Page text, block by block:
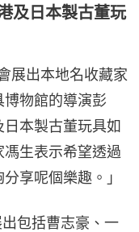
及日本製古董玩
展出本地名收藏家
物館的導演彭
本製古董玩具如
生表示希望透過
享呢個樂趣。」
包括曹志豪、一